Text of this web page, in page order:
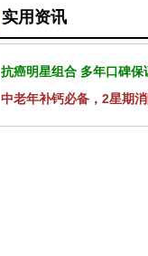
实用资讯
抗癌明星组合 多年口碑
中老年补钙必备，2星期